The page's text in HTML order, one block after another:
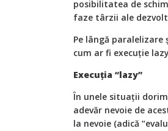
posibilitatea de
faze târzii ale
Pe lângă
cum ar fi execuţie
Execuţia “lazy”
În unele situaţii
adevăr nevoie de
la nevoie (adică